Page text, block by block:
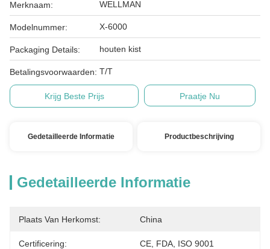
Merknaam: WELLMAN
Modelnummer: X-6000
Packaging Details: houten kist
Betalingsvoorwaarden: T/T
Krijg Beste Prijs Praatje Nu
Gedetailleerde Informatie Productbeschrijving
Gedetailleerde Informatie
Plaats Van Herkomst: China
Certificering: CE, FDA, ISO 9001